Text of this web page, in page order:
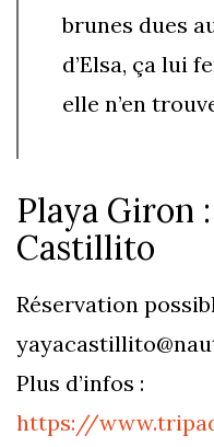
brunes dues
d’Elsa, ça lui
elle n’en
Playa Giron
Castillito
Réservation
Plus d’infos :
https://